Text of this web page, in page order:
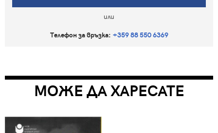
или
Телефон за връзка: +359 88 550 6369
МОЖЕ ДА ХАРЕСАТЕ